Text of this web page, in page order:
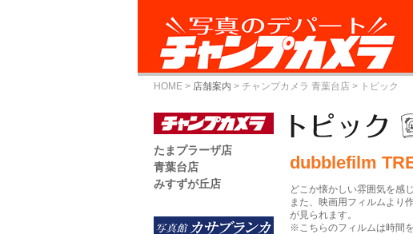
HOME > 店舗案内 > チャンプカメラ 青葉台店 > トピック
dubblefilm
どこか懐かしい雰囲気を感
また、映画用フィルムより
が見られます。
※こちらのフィルムは時間
たまプラーザ店
青葉台店
みすずが丘店